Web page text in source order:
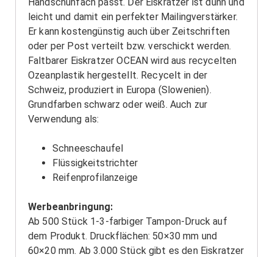
leicht und damit ein perfekter Mailingverstärker.
Er kann kostengünstig auch über Zeitschriften
oder per Post verteilt bzw. verschickt werden.
Faltbarer Eiskratzer OCEAN wird aus recycelten
Ozeanplastik hergestellt. Recycelt in der
Schweiz, produziert in Europa (Slowenien).
Grundfarben schwarz oder weiß. Auch zur
Verwendung als:
Schneeschaufel
Flüssigkeitstrichter
Reifenprofilanzeige
Werbeanbringung:
Ab 500 Stück 1-3-farbiger Tampon-Druck auf
dem Produkt. Druckflächen: 50×30 mm und
60×20 mm. Ab 3.000 Stück gibt es den Eiskratzer